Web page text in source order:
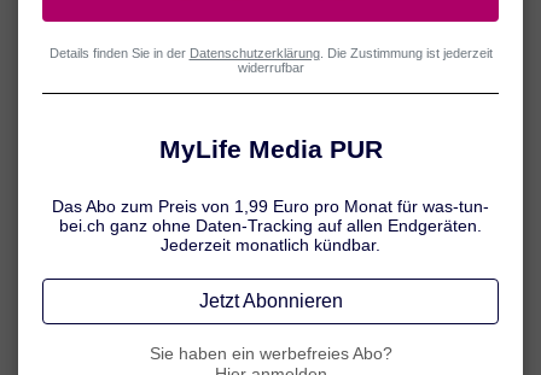
es, Ihnen fundiertes, verständlich aufbereitetes Wissen rund um
verschiedenste Krankheitsbilder bereitzustellen. Wir möchten Sie
dabei unterstützen, Ihre Gesundheit besser zu verstehen und
informierte Entscheidungen im Umgang mit Ihrer Erkrankung zu
werden sorgfältig recherchiert. Dennoch ersetzen sie keinesfalls die
persönliche ärztliche Beratung, Diagnose oder Behandlung. Bei
gesundheitlichen Fragen wenden Sie sich bitte immer an eine Ärztin
Unsere redaktionellen Grundsätze